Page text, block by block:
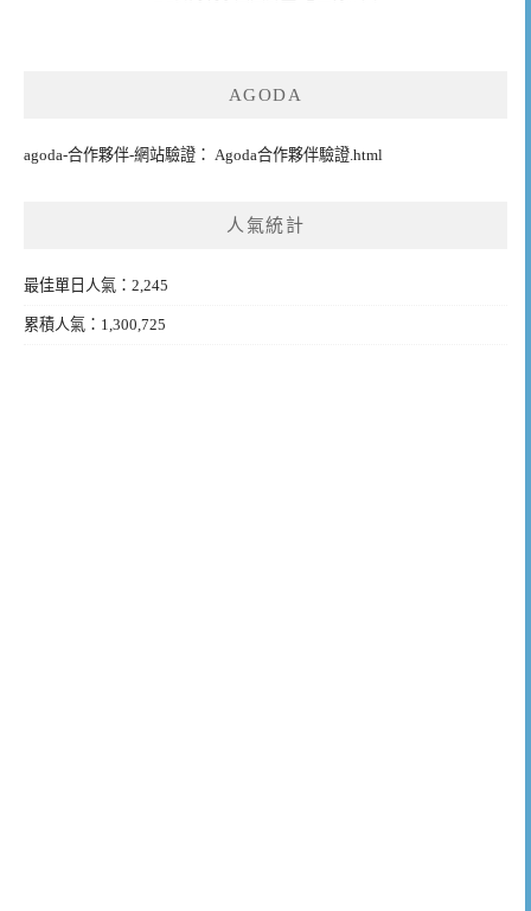
AGODA
agoda-合作夥伴-網站驗證： Agoda合作夥伴驗證.html
人氣統計
最佳單日人氣：2,245
累積人氣：1,300,725